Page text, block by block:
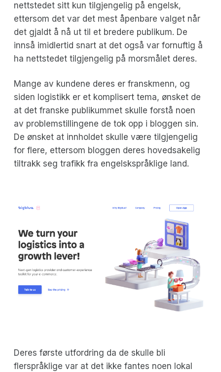
nettstedet sitt kun tilgjengelig på engelsk,
ettersom det var det mest åpenbare valget når
det gjaldt å nå ut til et bredere publikum. De
innså imidlertid snart at det også var fornuftig å
ha nettstedet tilgjengelig på morsmålet deres.
Mange av kundene deres er franskmenn, og
siden logistikk er et komplisert tema, ønsket de
at det franske publikummet skulle forstå noen
av problemstillingene de tok opp i bloggen sin.
De ønsket at innholdet skulle være tilgjengelig
for flere, ettersom bloggen deres hovedsakelig
tiltrakk seg trafikk fra engelskspråklige land.
Deres første utfordring da de skulle bli
flerspråklige var at det ikke fantes noen lokal